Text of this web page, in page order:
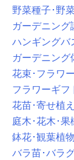
野菜種子･野
ガーデニング
ハンギングバ
ガーデニング
花束･フラワ
フラワーギフ
花苗･寄せ植
庭木･花木･
鉢花･観葉植
バラ苗･バラ